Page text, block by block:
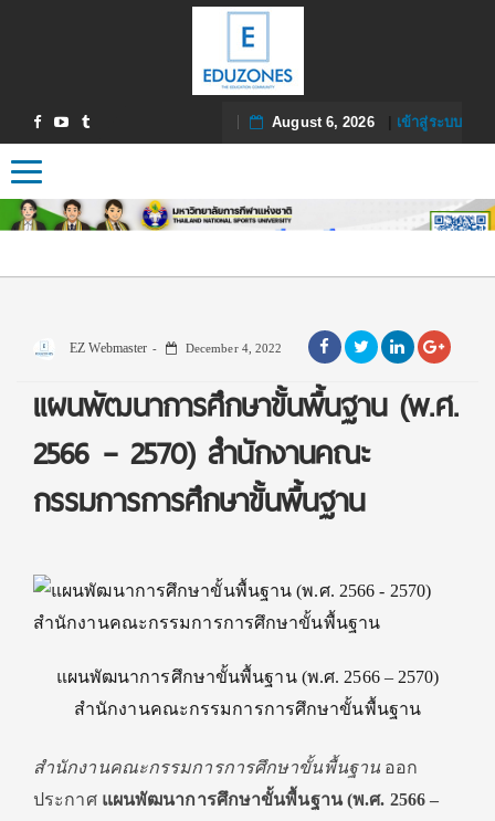
August 6, 2026| เข้าสู่ระบบ
Toggle navigation
EZ Webmaster December 4, 2022
แผนพัฒนาการศึกษาขั้นพื้นฐาน (พ.ศ.
2566 – 2570) สำนักงานคณะ
กรรมการการศึกษาขั้นพื้นฐาน
แผนพัฒนาการศึกษาขั้นพื้นฐาน (พ.ศ. 2566 – 2570)
สำนักงานคณะกรรมการการศึกษาขั้นพื้นฐาน
สำนักงานคณะกรรมการการศึกษาขั้นพื้นฐาน ออก
ประกาศ แผนพัฒนาการศึกษาขั้นพื้นฐาน (พ.ศ. 2566 –